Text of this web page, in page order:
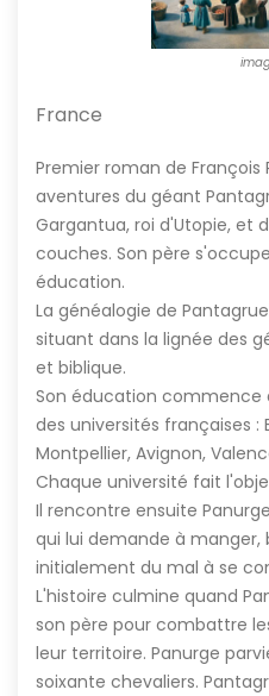
France
Premier roman de François
aventures du géant
Gargantua, roi d'Utopie, et
couches. Son père
éducation.
La généalogie de
situant dans la lignée des
et biblique.
Son éducation commence
des universités françaises :
Montpellier, Avignon,
Chaque université fait
Il rencontre ensuite
qui lui demande à manger,
initialement du mal à se
L'histoire culmine quand
son père pour combattre
leur territoire. Panurge
soixante chevaliers.